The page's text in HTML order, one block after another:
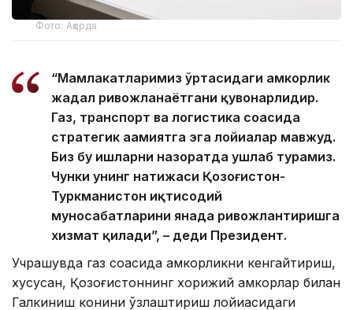
Фото: Ақорда
“Мамлакатларимиз ўртасидаги ҳамкорлик
жадал ривожланаётгани қувонарлидир.
Газ, транспорт ва логистика соҳасида
стратегик аҳамиятга эга лойиҳалар мавжуд.
Биз бу ишларни назоратда ушлаб турамиз.
Чунки унинг натижаси Қозоғистон-
Туркманистон иқтисодий
муносабатларини янада ривожлантиришга
хизмат қилади”, – деди Президент.
Учрашувда газ соҳасида ҳамкорликни кенгайтириш,
хусусан, Қозоғистоннинг хорижий ҳамкорлар билан
Галкиниш конини ўзлаштириш лойиҳасидаги